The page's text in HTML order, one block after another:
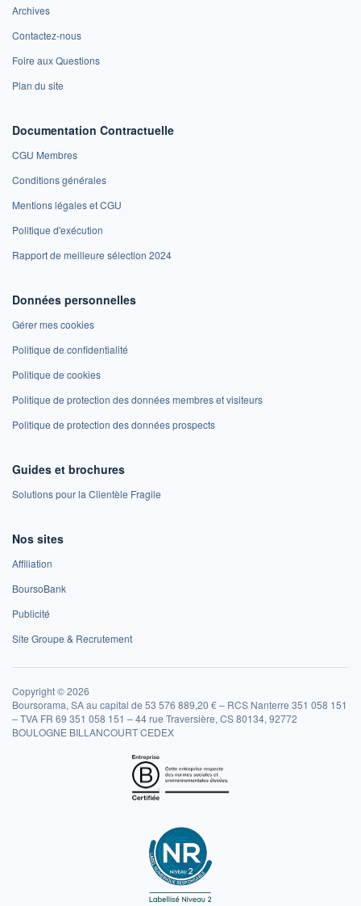
Archives
Contactez-nous
Foire aux Questions
Plan du site
Documentation Contractuelle
CGU Membres
Conditions générales
Mentions légales et CGU
Politique d'exécution
Rapport de meilleure sélection 2024
Données personnelles
Gérer mes cookies
Politique de confidentialité
Politique de cookies
Politique de protection des données membres et visiteurs
Politique de protection des données prospects
Guides et brochures
Solutions pour la Clientèle Fragile
Nos sites
Affiliation
BoursoBank
Publicité
Site Groupe & Recrutement
Copyright © 2026
Boursorama, SA au capital de 53 576 889,20 € – RCS Nanterre 351 058 151
– TVA FR 69 351 058 151 – 44 rue Traversière, CS 80134, 92772
BOULOGNE BILLANCOURT CEDEX